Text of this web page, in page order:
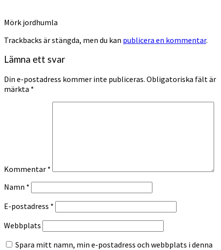
Mörk jordhumla
Trackbacks är stängda, men du kan publicera en kommentar.
Lämna ett svar
Din e-postadress kommer inte publiceras. Obligatoriska fält är
märkta *
Kommentar *
Namn *
E-postadress *
Webbplats
Spara mitt namn, min e-postadress och webbplats i denna